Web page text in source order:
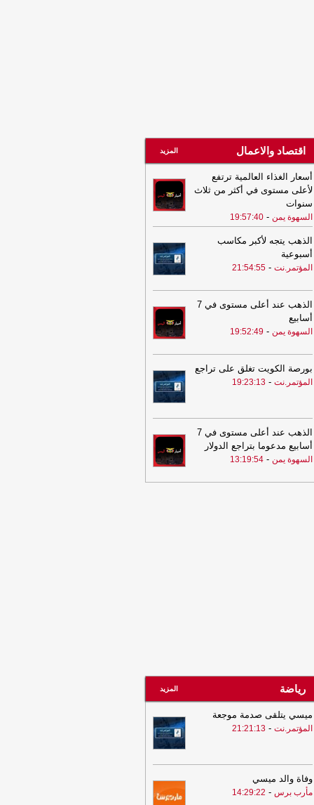
عنيفة تشعل قضاء صور
مأرب برس
01:30
73381 شهيداً في غزة منذ 7
- المؤتمر.نت
23:59
800 ألف نازح لبناني يعودون إلى
- المؤتمر.نت
20:08
الذهب يرتفع قليلا مع تراجع
وترقب بيانات الوظائف الأمريكية-
نيوز
-الضالع نيوز
19:18
4000 خرق إسرائيلي لوقف النار
بعد 14 عاماً من الصمت.. مطار
الزور يعود للحياة ويستقبل أول رحلة
باليستية ومسيّرات تضرب العاصمة
قتلى وجرحى شنت القوات الروسية،
- مأرب برس
اقتصاد والاعمال المزيد
أسعار الغذاء العالمية ترتفع
لأعلى مستوى في أكثر من ثلاث
سنوات
السهوة يمن -
19:57:40
الذهب يتجه لأكبر مكاسب
أسبوعية
المؤتمر.نت -
21:54:55
الذهب عند أعلى مستوى في 7
أسابيع
السهوة يمن -
19:52:49
بورصة الكويت تغلق على تراجع
المؤتمر.نت -
19:23:13
الذهب عند أعلى مستوى في 7
أسابيع مدعوما بتراجع الدولار
السهوة يمن -
13:19:54
رياضة المزيد
ميسي يتلقى صدمة موجعة
المؤتمر.نت -
21:21:13
وفاة والد ميسي
مأرب برس -
14:29:22